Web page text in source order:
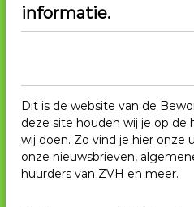
informatie.
Dit is de website van de
deze site houden wij je op
wij doen. Zo vind je hier onze
onze nieuwsbrieven,
huurders van ZVH en meer.